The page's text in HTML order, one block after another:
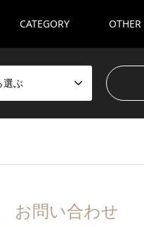
CATEGORY OTHER
選ぶ
お問い合わせ